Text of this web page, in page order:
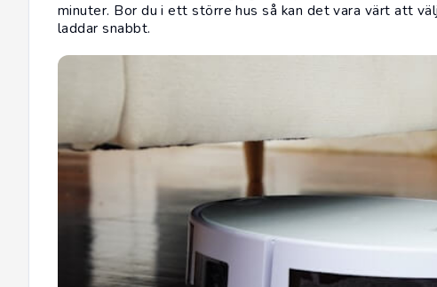
minuter. Bor du i ett större hus så kan det vara värt att
laddar snabbt.